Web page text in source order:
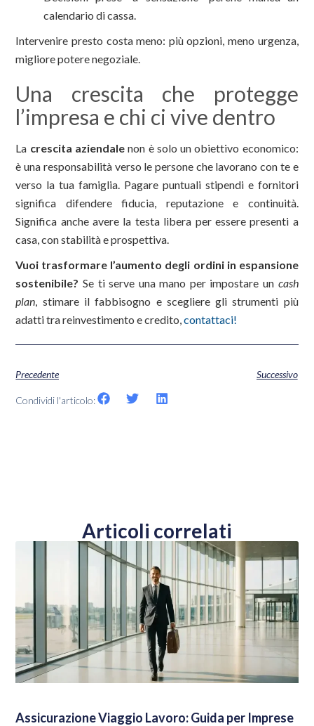
calendario di cassa.
Intervenire presto costa meno: più opzioni, meno urgenza,
migliore potere negoziale.
Una crescita che protegge
l’impresa e chi ci vive dentro
La crescita aziendalenon è solo un obiettivo economico:
è una responsabilità verso le persone che lavorano con te e
verso la tua famiglia. Pagare puntuali stipendi e fornitori
significa difendere fiducia, reputazione e continuità.
Significa anche avere la testa libera per essere presenti a
casa, con stabilità e prospettiva.
Vuoi trasformare l’aumento degli ordini in espansione
sostenibile? Se ti serve una mano per impostare un cash
plan, stimare il fabbisogno e scegliere gli strumenti più
adatti tra reinvestimento e credito,contattaci!
Precedente Successivo
Condividi l'articolo:
Articoli correlati
Assicurazione Viaggio Lavoro: Guida per Imprese